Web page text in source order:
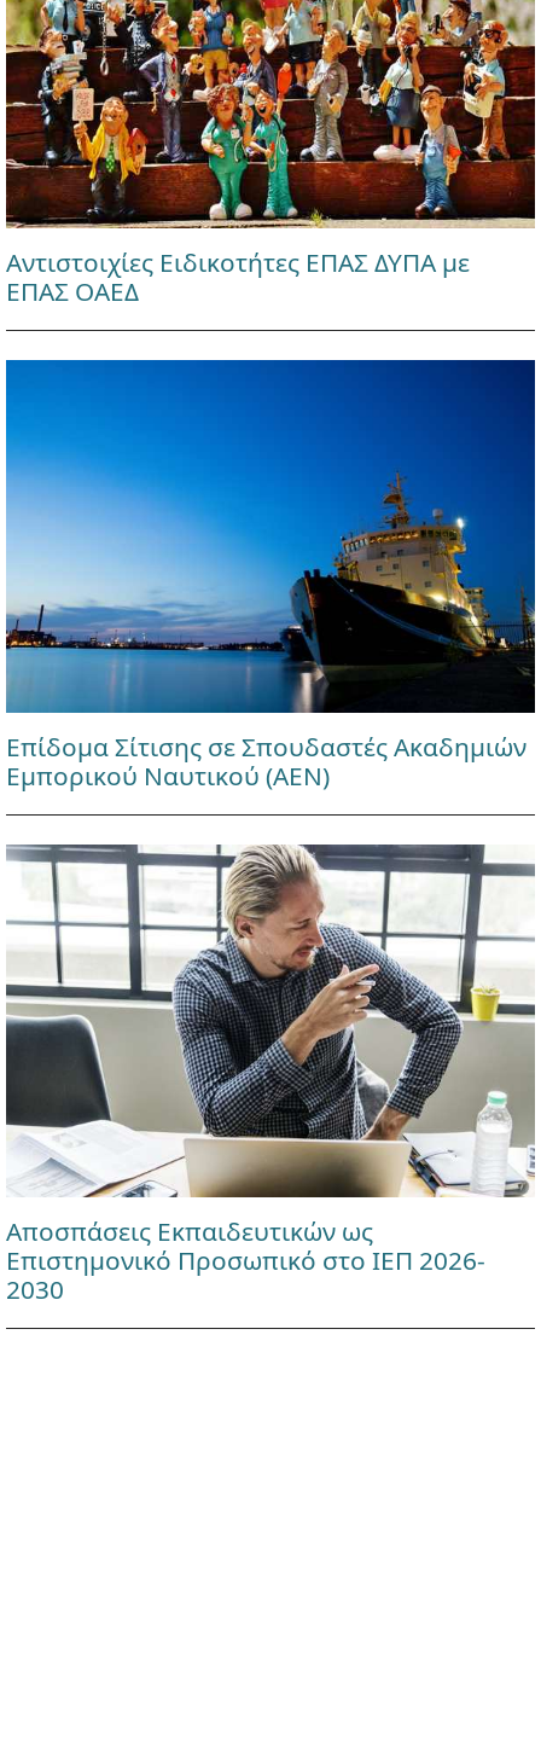
Αντιστοιχίες Ειδικοτήτες ΕΠΑΣ ΔΥΠΑ με
ΕΠΑΣ ΟΑΕΔ
Επίδομα Σίτισης σε Σπουδαστές Ακαδημιών
Εμπορικού Ναυτικού (ΑΕΝ)
Αποσπάσεις Εκπαιδευτικών ως
Επιστημονικό Προσωπικό στο ΙΕΠ 2026-
2030